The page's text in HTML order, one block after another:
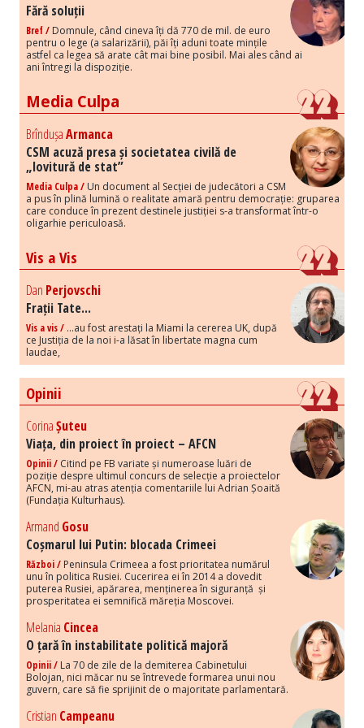
Fără soluții
Bref / Domnule, când cineva îți dă 770 de mil. de euro
pentru o lege (a salarizării), păi îți aduni toate mințile
astfel ca legea să arate cât mai bine posibil. Mai ales când ai
ani întregi la dispoziție.
Media Culpa
BrîndușaArmanca
CSM acuză presa și societatea civilă de
„lovitură de stat”
Media Culpa / Un document al Secției de judecători a CSM
a pus în plină lumină o realitate amară pentru democrație: gruparea
care conduce în prezent destinele justiției s-a transformat într-o
oligarhie periculoasă.
Vis a Vis
Dan Perjovschi
Frații Tate...
Vis a vis / ...au fost arestați la Miami la cererea UK, după
ce Justiția de la noi i-a lăsat în libertate magna cum
laudae,
Opinii
CorinaȘuteu
Viața, din proiect în proiect – AFCN
Opinii / Citind pe FB variate și numeroase luări de
poziție despre ultimul concurs de selecție a proiectelor
AFCN, mi-au atras atenția comentariile lui Adrian Șoaită
(Fundația Kulturhaus).
Armand Gosu
Coșmarul lui Putin: blocada Crimeei
Război / Peninsula Crimeea a fost prioritatea numărul
unu în politica Rusiei. Cucerirea ei în 2014 a dovedit
puterea Rusiei, apărarea, menținerea în siguranță și
prosperitatea ei semnifică măreția Moscovei.
Melania Cincea
O țară în instabilitate politică majoră
Opinii / La 70 de zile de la demiterea Cabinetului
Bolojan, nici măcar nu se întrevede formarea unui nou
guvern, care să fie sprijinit de o majoritate parlamentară.
Cristian Campeanu